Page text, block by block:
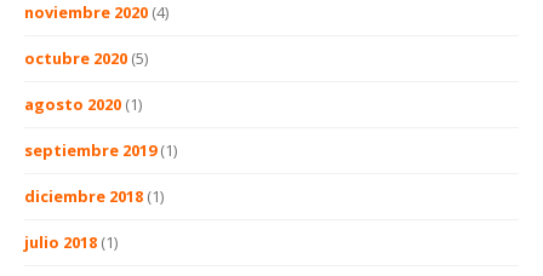
noviembre 2020 (4)
octubre 2020 (5)
agosto 2020 (1)
septiembre 2019(1)
diciembre 2018 (1)
julio 2018 (1)